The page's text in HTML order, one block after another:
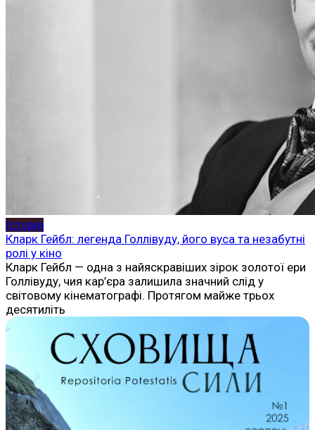
Історія
Кларк Гейбл: легенда Голлівуду, його вуса та незабутні
ролі у кіно
Кларк Гейбл — одна з найяскравіших зірок золотої ери
Голлівуду, чия кар’єра залишила значний слід у
світовому кінематографі. Протягом майже трьох
десятиліть